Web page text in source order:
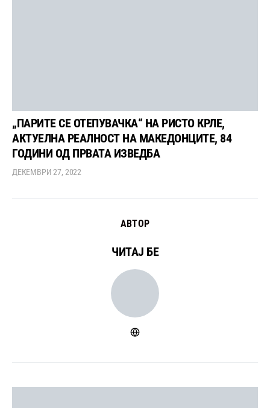
„ПАРИТЕ СЕ ОТЕПУВАЧКА“ НА РИСТО КРЛЕ,
АКТУЕЛНА РЕАЛНОСТ НА МАКЕДОНЦИТЕ, 84
ГОДИНИ ОД ПРВАТА ИЗВЕДБА
ДЕКЕМВРИ 27, 2022
АВТОР
ЧИТАЈ БЕ